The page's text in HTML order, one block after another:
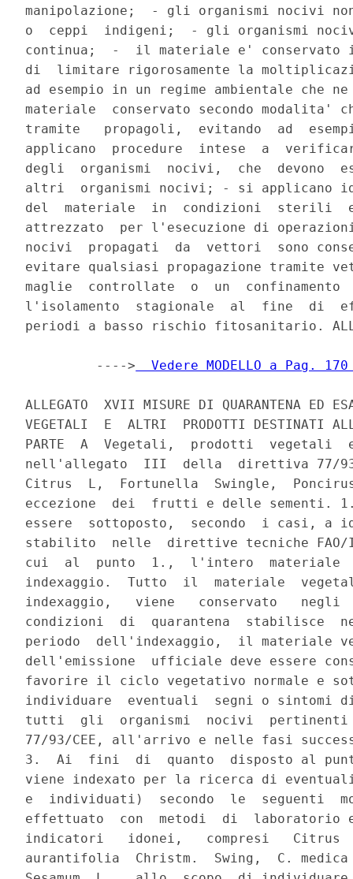
manipolazione;  - gli organismi nocivi
o  ceppi  indigeni;  - gli organismi
continua;  -  il materiale e' conservato
di  limitare rigorosamente la
ad esempio in un regime ambientale che
materiale  conservato secondo modalita'
tramite   propagoli,  evitando  ad
applicano  procedure  intese  a
degli  organismi  nocivi,  che  devono
altri  organismi nocivi; - si applicano
del  materiale  in  condizioni  sterili
attrezzato  per l'esecuzione di
nocivi  propagati  da  vettori  sono
evitare qualsiasi propagazione tramite
maglie  controllate  o  un
l'isolamento  stagionale  al  fine  di
periodi a basso rischio fitosanitario.
         ---->
Vedere MODELLO a Pag.